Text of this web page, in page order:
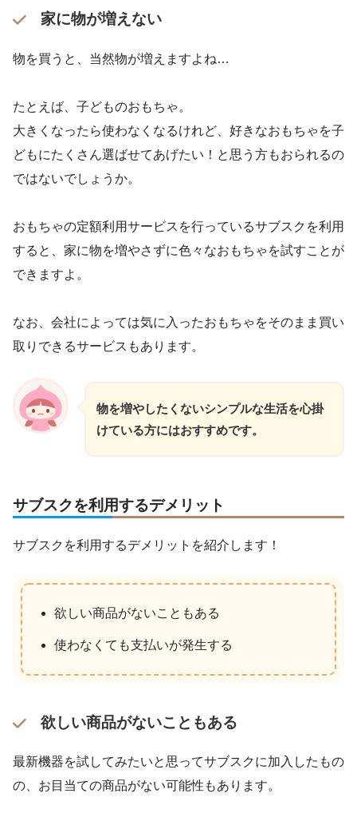
家に物が増えない
物を買うと、当然物が増えますよね…
たとえば、子どものおもちゃ。
大きくなったら使わなくなるけれど、好きなおもちゃを子
どもにたくさん選ばせてあげたい！と思う方もおられるの
ではないでしょうか。
おもちゃの定額利用サービスを行っているサブスクを利用
すると、家に物を増やさずに色々なおもちゃを試すことが
できますよ。
なお、会社によっては気に入ったおもちゃをそのまま買い
取りできるサービスもあります。
物を増やしたくないシンプルな生活を心掛
けている方にはおすすめです。
サブスクを利用するデメリット
サブスクを利用するデメリットを紹介します！
欲しい商品がないこともある
使わなくても支払いが発生する
欲しい商品がないこともある
最新機器を試してみたいと思ってサブスクに加入したもの
の、お目当ての商品がない可能性もあります。